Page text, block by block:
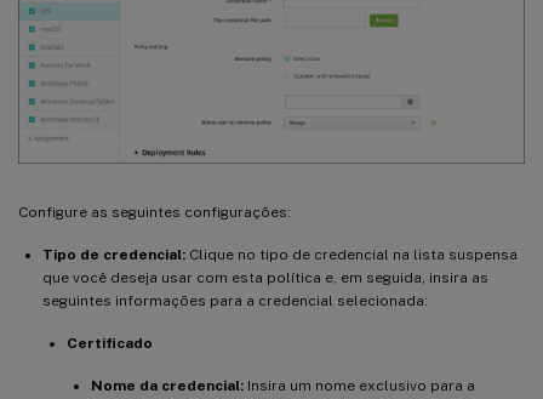
Configure as seguintes configurações:
Tipo de credencial: Clique no tipo de credencial na lista suspensa
que você deseja usar com esta política e, em seguida, insira as
seguintes informações para a credencial selecionada:
Certificado
Nome da credencial: Insira um nome exclusivo para a